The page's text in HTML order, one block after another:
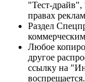
"Тест-
правах
Раздел
Любое
другое
ссылку на
воспрещается.